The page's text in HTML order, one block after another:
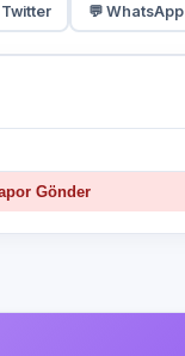
💬 WhatsApp
Gönder